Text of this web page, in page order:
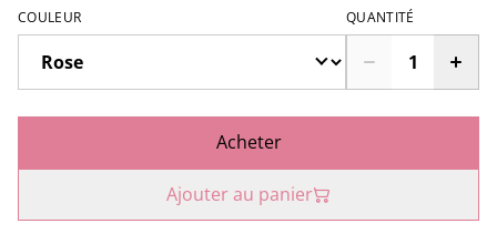
COULEUR QUANTITÉ
Acheter
Ajouter au panier